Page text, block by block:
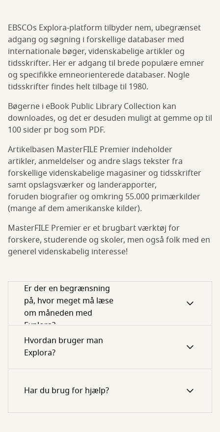
EBSCOs Explora-platform tilbyder nem, ubegrænset
adgang og søgning i forskellige databaser med
internationale bøger, videnskabelige artikler og
tidsskrifter. Her er adgang til brede populære emner
og specifikke emneorienterede databaser. Nogle
tidsskrifter findes helt tilbage til 1980.
Bøgerne i eBook Public Library Collection kan
downloades, og det er desuden muligt at gemme op til
100 sider pr bog som PDF.
Artikelbasen MasterFILE Premier indeholder
artikler, anmeldelser og andre slags tekster fra
forskellige videnskabelige magasiner og tidsskrifter
samt opslagsværker og landerapporter,
foruden biografier og omkring 55.000 primærkilder
(mange af dem amerikanske kilder).
MasterFILE Premier er et brugbart værktøj for
forskere, studerende og skoler, men også folk med en
generel videnskabelig interesse!
Er der en begrænsning
på, hvor meget må læse
om måneden med
Explora?
Hvordan bruger man
Explora?
Har du brug for hjælp?